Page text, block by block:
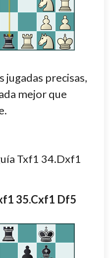
jugadas precisas,
mejor que
Txf1 34.Dxf1
35.Cxf1 Df5